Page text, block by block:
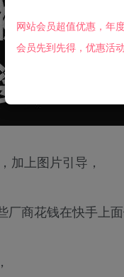
加上图片引导，
商花钱在快手上面
网站会员超值优惠，年
会员先到先得，优惠活